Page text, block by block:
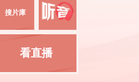
搜片庫
看直播